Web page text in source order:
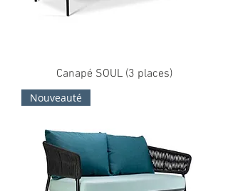
Canapé SOUL (3 places)
Nouveauté